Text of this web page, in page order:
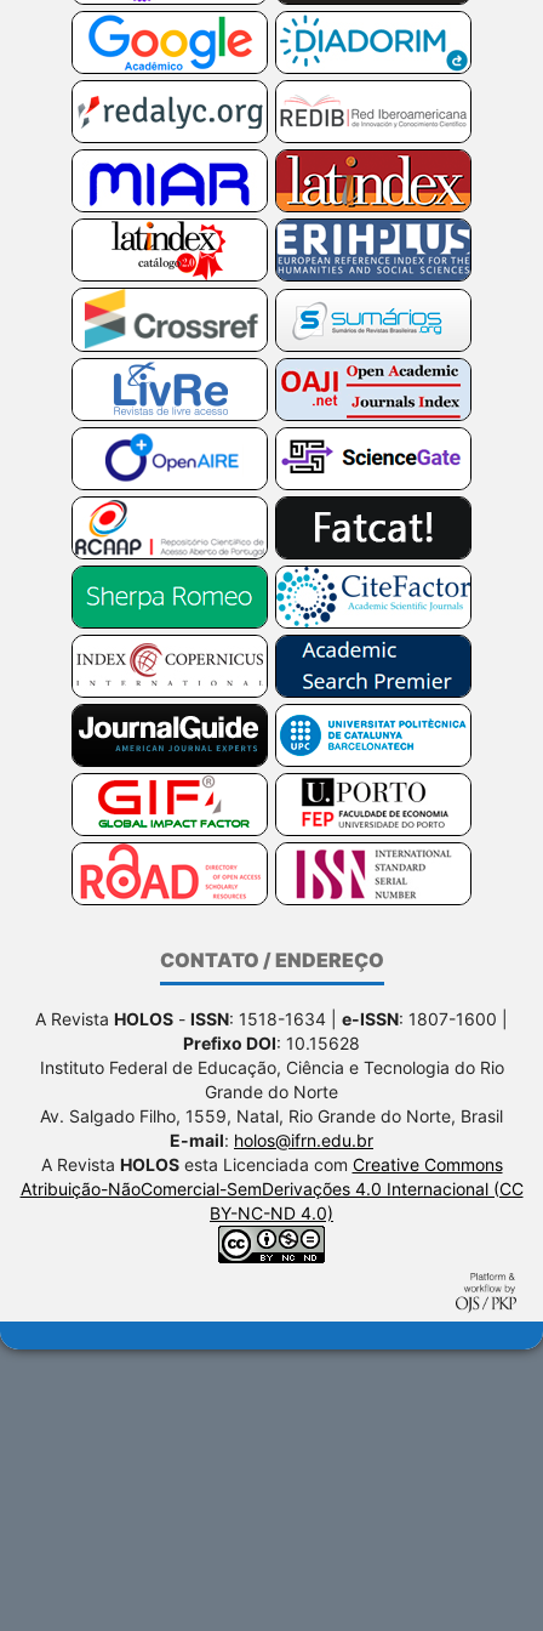
CONTATO / ENDEREÇO
A Revista HOLOS - ISSN: 1518-1634 | e-ISSN: 1807-1600 |
Prefixo DOI: 10.15628
Instituto Federal de Educação, Ciência e Tecnologia do Rio
Grande do Norte
Av. Salgado Filho, 1559, Natal, Rio Grande do Norte, Brasil
E-mail: holos@ifrn.edu.br
A Revista HOLOSesta Licenciada com Creative Commons
Atribuição-NãoComercial-SemDerivações 4.0 Internacional (CC
BY-NC-ND 4.0)